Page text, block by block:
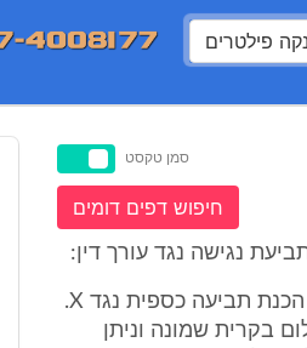
נקה פילטרים
סמן טקסט
חיפוש דפים דומים
נגישה נגד עורך דין:
ב- 11.88 פנו X אל עורכת הדין X ושכרו את שירותיה לצורך הכנת תביעה כספית נגד X.
בבית משפט השלום בקרית שמונה וניתן